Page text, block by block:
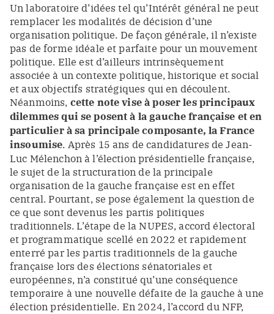
Un laboratoire d’idées tel qu’Intérêt général ne peut
remplacer les modalités de décision d’une
organisation politique. De façon générale, il n’existe
pas de forme idéale et parfaite pour un mouvement
politique. Elle est d’ailleurs intrinsèquement
associée à un contexte politique, historique et social
et aux objectifs stratégiques qui en découlent.
Néanmoins, cette note vise à poser les principaux
dilemmes qui se posent à la gauche française et en
particulier à sa principale composante, la France
insoumise. Après 15 ans de candidatures de Jean-
Luc Mélenchon à l’élection présidentielle française,
le sujet de la structuration de la principale
organisation de la gauche française est en effet
central. Pourtant, se pose également la question de
ce que sont devenus les partis politiques
traditionnels. L’étape de la NUPES, accord électoral
et programmatique scellé en 2022 et rapidement
enterré par les partis traditionnels de la gauche
française lors des élections sénatoriales et
européennes, n’a constitué qu’une conséquence
temporaire à une nouvelle défaite de la gauche à une
élection présidentielle. En 2024, l’accord du NFP,